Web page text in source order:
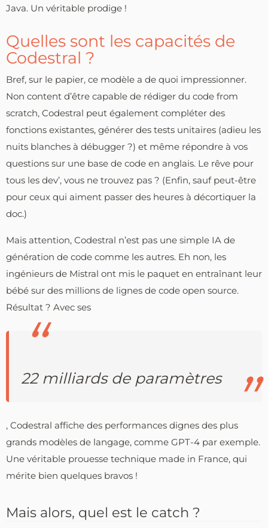
Java. Un véritable prodige !
Quelles sont les capacités de
Codestral ?
Bref, sur le papier, ce modèle a de quoi impressionner.
Non content d’être capable de rédiger du code from
scratch, Codestral peut également compléter des
fonctions existantes, générer des tests unitaires (adieu les
nuits blanches à débugger ?) et même répondre à vos
questions sur une base de code en anglais. Le rêve pour
tous les dev’, vous ne trouvez pas ? (Enfin, sauf peut-être
pour ceux qui aiment passer des heures à décortiquer la
doc.)
Mais attention, Codestral n’est pas une simple IA de
génération de code comme les autres. Eh non, les
ingénieurs de Mistral ont mis le paquet en entraînant leur
bébé sur des millions de lignes de code open source.
Résultat ? Avec ses
22 milliards de paramètres
, Codestral affiche des performances dignes des plus
grands modèles de langage, comme GPT-4 par exemple.
Une véritable prouesse technique made in France, qui
mérite bien quelques bravos !
Mais alors, quel est le catch ?